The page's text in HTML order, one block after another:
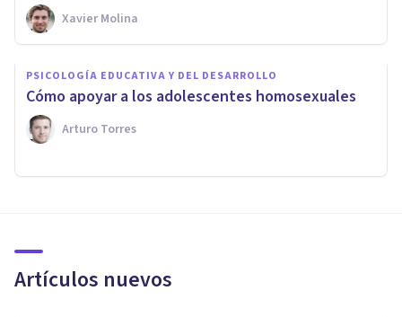
Xavier Molina
PSICOLOGÍA EDUCATIVA Y DEL DESARROLLO
Cómo apoyar a los adolescentes homosexuales
Arturo Torres
Artículos nuevos